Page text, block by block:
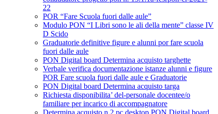
22
POR “Fare Scuola fuori dalle aule”
Modulo PON “I Libri sono le ali della mente” classe IV
D Scido
Graduatorie definitive figure e alunni por fare scuola
fuori dalle aule
PON Digital board Determina acquisto targhette
Verbale verifica documentazione istanze alunni e figure
POR Fare scuola fuori dalle aule e Graduatorie
PON Digital board Determina acquisto targa
Richiesta disponibilita’ del-personale docentee/o
familiare per incarico di accompagnatore